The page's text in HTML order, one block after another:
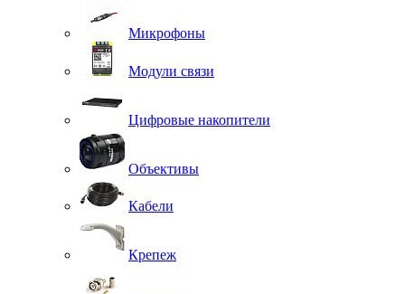
Микрофоны
Модули связи
Цифровые накопители
Объективы
Кабели
Крепеж